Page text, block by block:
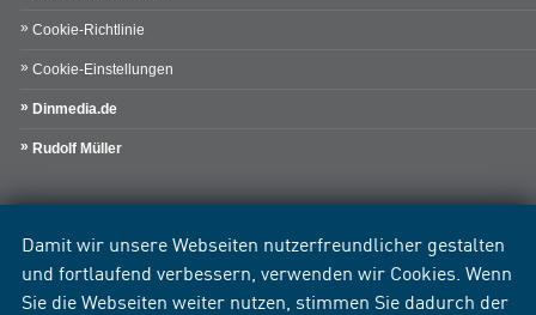
Damit wir unsere Webseiten nutzerfreundlicher gestalten
und fortlaufend verbessern, verwenden wir Cookies. Wenn
Sie die Webseiten weiter nutzen, stimmen Sie dadurch der
Cookie-Richtlinie
Cookie-Einstellungen
Dinmedia.de
Rudolf Müller